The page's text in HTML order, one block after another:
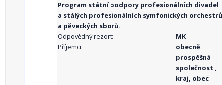
Program státní podpory profesionálních divadel
a stálých profesionálních symfonických orchestrů
a pěveckých sborů.
Odpovědný rezort:
MK
Příjemci:
obecně
prospěšná
společnost ,
kraj, obec